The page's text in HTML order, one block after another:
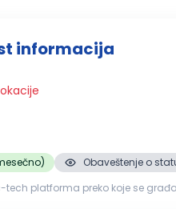
informacija
Obaveštenje o
tech platforma preko koje se